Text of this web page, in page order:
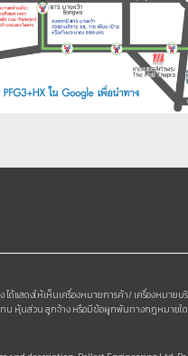
ด้แสดงให้เห็นเครื่องหมายการค้า/ เครื่องหมา
น หุ้นส่วน ลูกจ้าง หรือมีข้อผูกพันทางกฎหมาย